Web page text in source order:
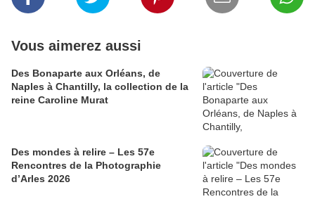
Vous aimerez aussi
Des Bonaparte aux Orléans, de
Naples à Chantilly, la collection de la
reine Caroline Murat
Des mondes à relire – Les 57e
Rencontres de la Photographie
d’Arles 2026